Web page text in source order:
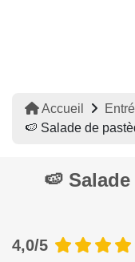
Accueil
🍉 Salade de
🍉
4,0/5